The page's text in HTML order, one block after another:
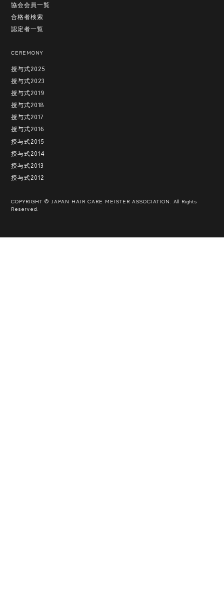
協会会員一覧
合格者検索
認定者一覧
CEREMONY
授与式2025
授与式2023
授与式2019
授与式2018
授与式2017
授与式2016
授与式2015
授与式2014
授与式2013
授与式2012
COPYRIGHT © JAPAN HAIR CARE MEISTER ASSOCIATION. All Rights
Reserved.